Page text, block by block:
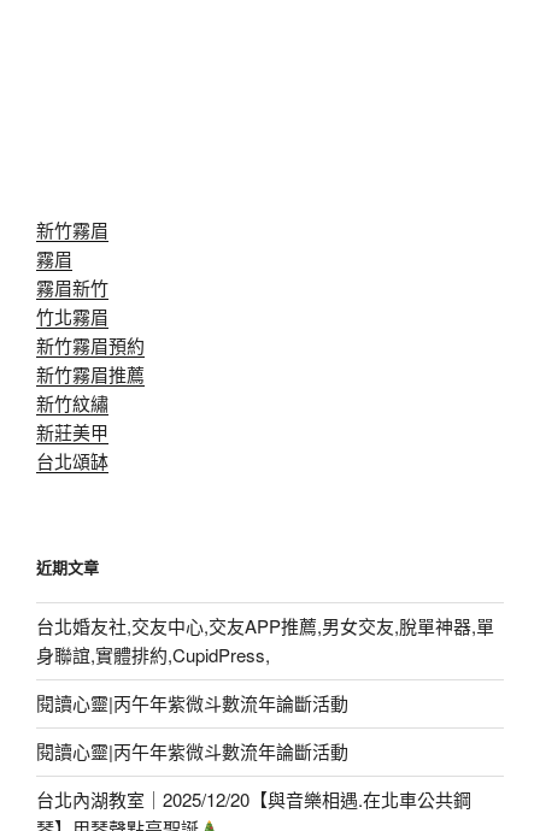
新竹霧眉
霧眉
霧眉新竹
竹北霧眉
新竹霧眉預約
新竹霧眉推薦
新竹紋繡
新莊美甲
台北頌缽
近期文章
台北婚友社,交友中心,交友APP推薦,男女交友,脫單神器,單
身聯誼,實體排約,CupidPress,
閱讀心靈|丙午年紫微斗數流年論斷活動
閱讀心靈|丙午年紫微斗數流年論斷活動
台北內湖教室｜2025/12/20【與音樂相遇.在北車公共鋼